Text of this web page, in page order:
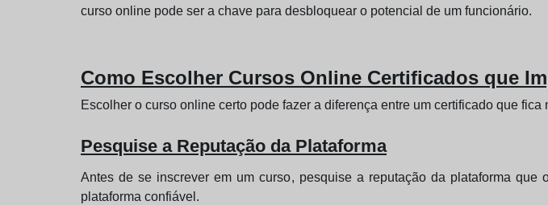
curso online pode ser a chave para desbloquear o potencial de um funcionário.
Como Escolher Cursos Online Certificados que
Escolher o curso online certo pode fazer a diferença entre um certificado que
Pesquise a Reputação da Plataforma
Antes de se inscrever em um curso, pesquise a reputação da plataforma
plataforma confiável.